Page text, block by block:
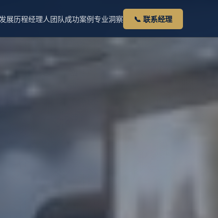
展历程经理人团队成功案例专业洞察 📞 联系经理